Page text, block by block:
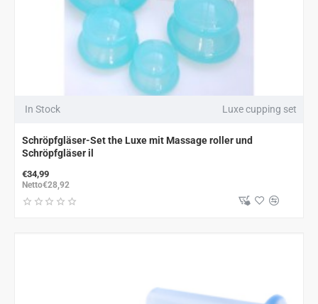
In Stock Luxe cupping set
Schröpfgläser-Set the Luxe mit Massage roller und
Schröpfgläser il
€34,99
Netto€28,92